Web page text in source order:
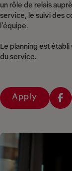
un rôle de relais
service, le suivi des
l’équipe.
Le planning est établi
du service.
Apply